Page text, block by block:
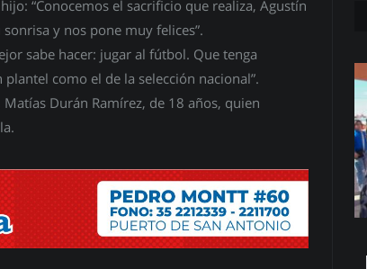
“Conocemos el sacrificio que realiza, Agustín
y nos pone muy felices”.
sabe hacer: jugar al fútbol. Que tenga
como el de la selección nacional”.
Durán Ramírez, de 18 años, quien